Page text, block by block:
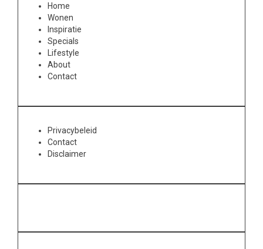
Home
Wonen
Inspiratie
Specials
Lifestyle
About
Contact
Privacybeleid
Contact
Disclaimer